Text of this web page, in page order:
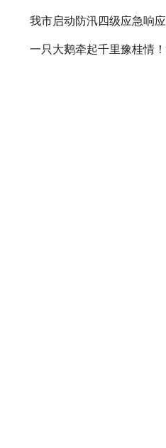
我市启动防汛四级应急响应